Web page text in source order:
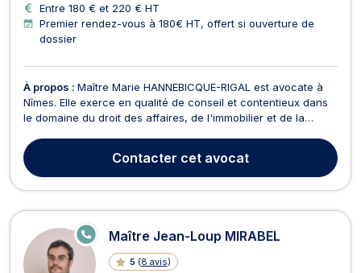
Entre 180 € et 220 € HT
Premier rendez-vous à 180€ HT, offert si ouverture de
dossier
À propos : Maître Marie HANNEBICQUE-RIGAL est avocate à
Nîmes. Elle exerce en qualité de conseil et contentieux dans
le domaine du droit des affaires, de l'immobilier et de la
concurrence, Maître HANNEBICQUE-RIGAL vous conseille si
votre affaire concerne la cession de fonds de c...
Contacter cet avocat
Maître Jean-Loup MIRABEL
5 (8 avis)
E
N